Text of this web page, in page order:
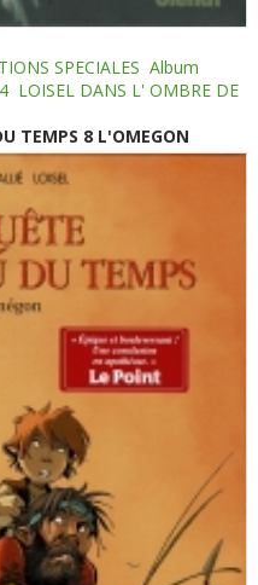
SPECIALES Album
LOISEL DANS L' OMBRE DE
TEMPS 8 L'OMEGON